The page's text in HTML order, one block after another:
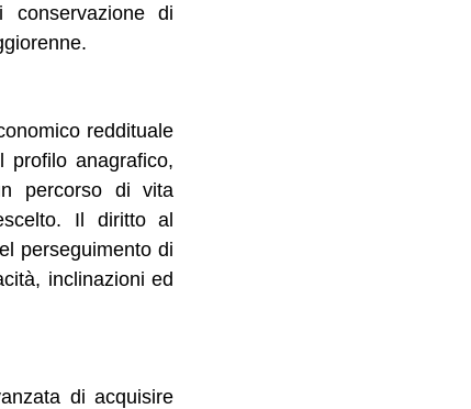
di
reddituale
anagrafico,
percorso di vita
Il diritto al
perseguimento di
inclinazioni ed
di acquisire